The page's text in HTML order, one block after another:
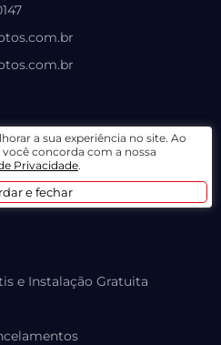
Outlet
e Instalação Gratuita
a sua experiência no site. Ao
concorda com a nossa
Privacidade.
e fechar